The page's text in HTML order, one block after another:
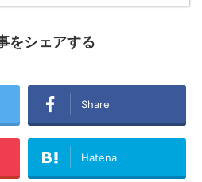
をシェアする
Share
Hatena